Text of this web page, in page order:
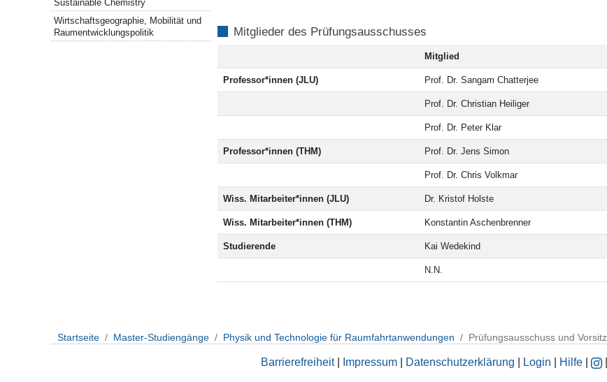
Mitglieder des Prüfungsausschusses
Mitglied
Professor*innen (JLU) Prof. Dr. Sangam Chatterjee
Prof. Dr. Christian Heiliger
Prof. Dr. Peter Klar
Professor*innen (THM) Prof. Dr. Jens Simon
Prof. Dr. Chris Volkmar
Wiss. Mitarbeiter*innen (JLU) Dr. Kristof Holste
Wiss. Mitarbeiter*innen (THM) Konstantin Aschenbrenner
Studierende Kai Wedekind
N.N.
Sustainable Chemistry
Wirtschaftsgeographie, Mobilität und
Raumentwicklungspolitik
Startseite Master-Studiengänge Physik und Technologie für Raumfahrtanwendungen Prüfungsausschuss und Vorsitz
Barrierefreiheit| Impressum| Datenschutzerklärung Login Hilfe|